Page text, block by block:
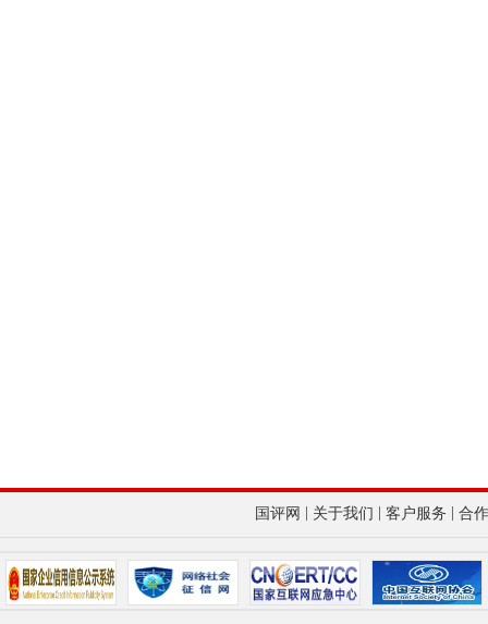
国评网 关于我们 客户服务 合